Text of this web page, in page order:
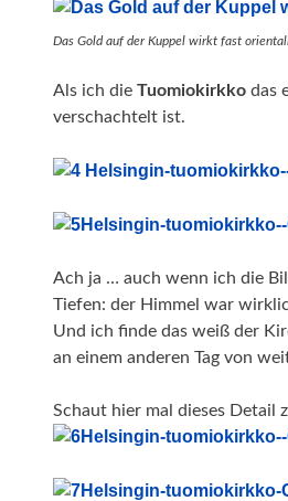
Das Gold auf der Kuppel wirkt fast
Als ich die Tuomiokirkko das
verschachtelt ist.
Ach ja … auch wenn ich die
Tiefen: der Himmel war
Und ich finde das weiß der
an einem anderen Tag von
Schaut hier mal dieses Detail